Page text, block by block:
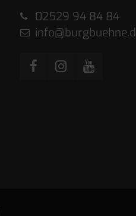
02529 94 84 84